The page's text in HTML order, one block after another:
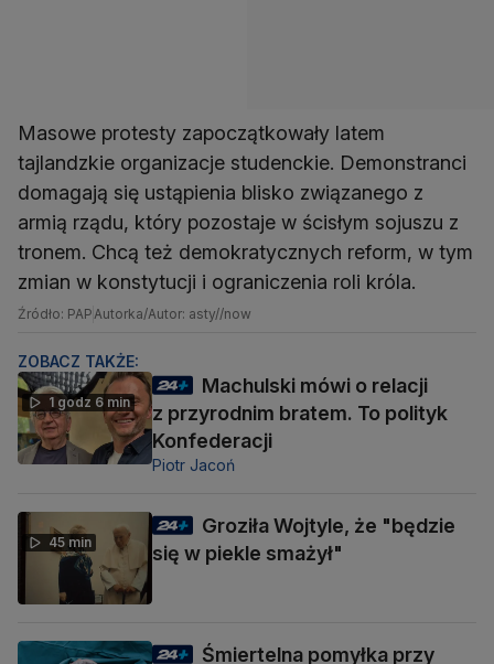
Masowe protesty zapoczątkowały latem
tajlandzkie organizacje studenckie. Demonstranci
domagają się ustąpienia blisko związanego z
armią rządu, który pozostaje w ścisłym sojuszu z
tronem. Chcą też demokratycznych reform, w tym
zmian w konstytucji i ograniczenia roli króla.
Źródło: PAPAutorka/Autor: asty//now
ZOBACZ TAKŻE:
1 godz 6 min
Machulski mówi o relacji
z przyrodnim bratem. To polityk
Konfederacji
Piotr Jacoń
45 min
Groziła Wojtyle, że "będzie
się w piekle smażył"
Śmiertelna pomyłka przy